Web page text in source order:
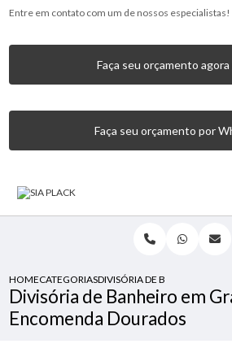
Entre em contato com um de nossos especialistas!
Faça seu orçamento agora
Faça seu orçamento por
HOMECATEGORIASDIVISÓRIA DE BANHEIRO EM
Divisória de Banheiro em
Encomenda Dourados